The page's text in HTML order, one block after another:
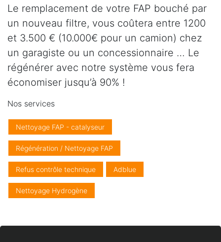
Le remplacement de votre FAP bouché par
un nouveau filtre, vous coûtera entre 1200
et 3.500 € (10.000€ pour un camion) chez
un garagiste ou un concessionnaire … Le
régénérer avec notre système vous fera
économiser jusqu’à 90% !
Nos services
Nettoyage FAP - catalyseur
Régénération / Nettoyage FAP
Refus contrôle technique Adblue
Nettoyage Hydrogène